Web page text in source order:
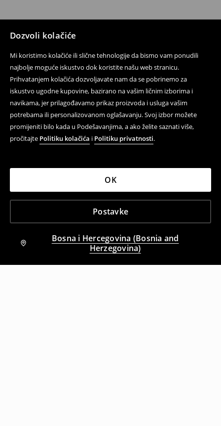
Dozvoli kolačiće
Mi koristimo kolačiće ili slične tehnologije da bismo vam ponudili
najbolje moguće iskustvo dok koristite našu web stranicu.
Prihvatanjem kolačića dozvoljavate nam da se pobrinemo za
iskustvo ugodne kupovine, bazirano na vašim ličnim izborima i
navikama, jer prilagođavamo prikaz proizvoda i usluga vašim
potrebama ili personalizovanom oglašavanju. Svoj izbor možete
promijeniti bilo kada u Podešavanjima, a ako želite saznati više,
pročitajte Politiku kolačića i Politiku privatnosti.
Postavke
OK
Bosna i Hercegovina (Bosnia and
Herzegovina)